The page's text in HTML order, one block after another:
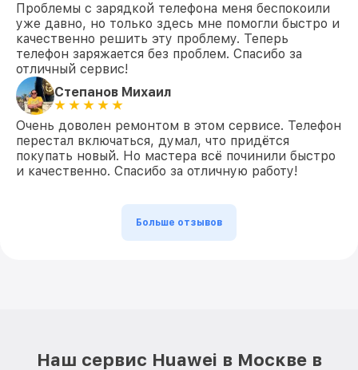
Проблемы с зарядкой телефона меня беспокоили
уже давно, но только здесь мне помогли быстро и
качественно решить эту проблему. Теперь
телефон заряжается без проблем. Спасибо за
отличный сервис!
Степанов Михаил
Очень доволен ремонтом в этом сервисе. Телефон
перестал включаться, думал, что придётся
покупать новый. Но мастера всё починили быстро
и качественно. Спасибо за отличную работу!
Больше отзывов
Наш сервис Huawei в Москве в